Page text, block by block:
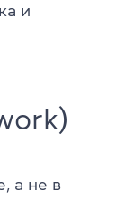
и
а не в